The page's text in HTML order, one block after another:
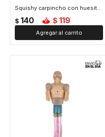
Squishy carpincho con huesito - Marron
$ 140 $ 119